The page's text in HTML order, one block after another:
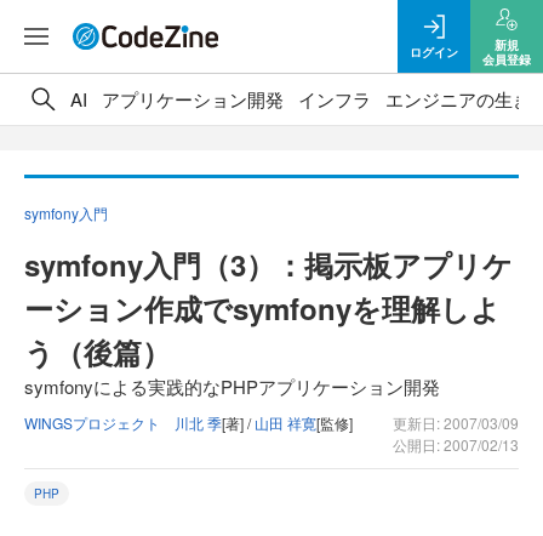
ログイン
新規
会員登録
AI アプリケーション開発 インフラ エンジニアの生き
symfony入門
symfony入門（3）：掲示板アプリケ
ーション作成でsymfonyを理解しよ
う（後篇）
symfonyによる実践的なPHPアプリケーション開発
WINGSプロジェクト 川北 季[著] /山田 祥寛[監修]
更新日: 2007/03/09
公開日: 2007/02/13
PHP